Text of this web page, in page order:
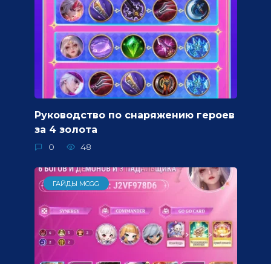
Руководство по снаряжению героев
за 4 золота
0 48
ГАЙДЫ MCGG